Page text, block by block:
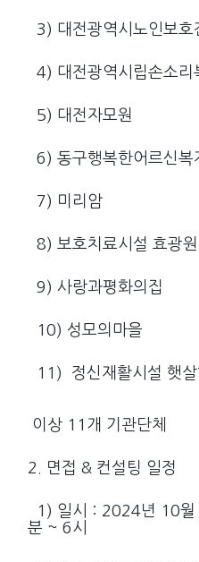
3) 대전광역시노인보호
4) 대전광역시립손소리
5) 대전자모원
6) 동구행복한어르신복
7) 미리암
8) 보호치료시설 효광원
9) 사랑과평화의집
10) 성모의마을
11) 정신재활시설 햇살
이상 11개 기관단체
2. 면접 & 컨설팅 일정
1) 일시 : 2024년 10
분 ~ 6시